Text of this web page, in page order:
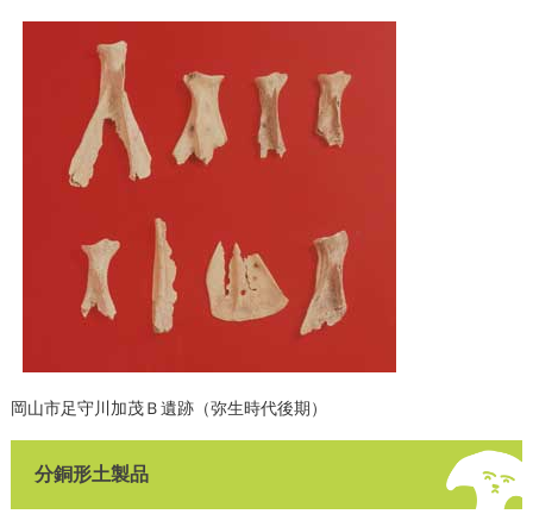
岡山市足守川加茂Ｂ遺跡（弥生時代後期）
分銅形土製品